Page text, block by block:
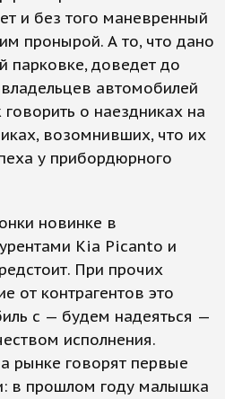
и без того маневренный
пронырой. А то, что дано
парковке, доведет до
автомобилей
о наездниках на
возомнивших, что их
у прибордюрного
новинке в
Kia Picanto и
При прочих
от контрагентов это
с — будем надеяться —
исполнения.
рынке говорят первые
в прошлом году малышка